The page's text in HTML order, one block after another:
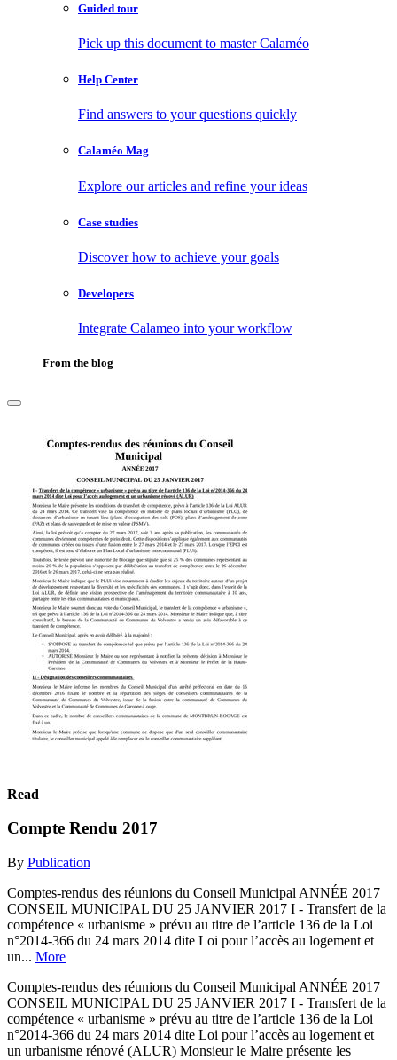
Guided tour
Pick up this document to master Calaméo
Help Center
Find answers to your questions quickly
Calaméo Mag
Explore our articles and refine your ideas
Case studies
Discover how to achieve your goals
Developers
Integrate Calameo into your workflow
From the blog
Read
Compte Rendu 2017
By Publication
Comptes-rendus des réunions du Conseil Municipal ANNÉE 2017
CONSEIL MUNICIPAL DU 25 JANVIER 2017 I - Transfert de la
compétence « urbanisme » prévu au titre de l’article 136 de la Loi
n°2014-366 du 24 mars 2014 dite Loi pour l’accès au logement et
un... More
Comptes-rendus des réunions du Conseil Municipal ANNÉE 2017
CONSEIL MUNICIPAL DU 25 JANVIER 2017 I - Transfert de la
compétence « urbanisme » prévu au titre de l’article 136 de la Loi
n°2014-366 du 24 mars 2014 dite Loi pour l’accès au logement et
un urbanisme rénové (ALUR) Monsieur le Maire présente les